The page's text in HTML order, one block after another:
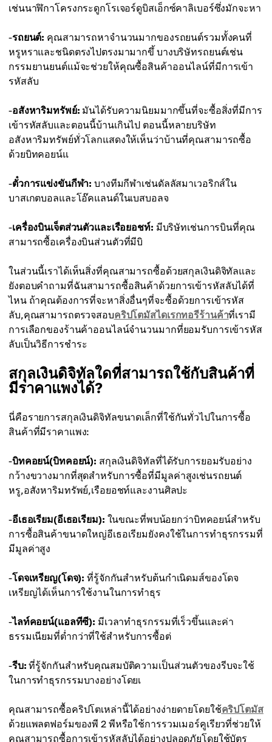
เช่นนาฬิกาโครงกระดูกโรเจอร์ดูบิสเอ็กซ์คาลิเบอร์ซึ่งมักจะหา
-รถยนต์: คุณสามารถหาจำนวนมากของรถยนต์รวมทั้งคนที่
หรูหราและชนิดตรงไปตรงมามากขึ้ บางบริษัทรถยนต์เช่น
กรรมยานยนต์แม้จะช่วยให้คุณซื้อสินค้าออนไลน์ที่มีการเข้า
รหัสลับ
-อสังหาริมทรัพย์: มันได้รับความนิยมมากขึ้นที่จะซื้อสิ่งที่มีการ
เข้ารหัสลับและตอนนี้บ้านเกินไป ตอนนี้หลายบริษัท
อสังหาริมทรัพย์ทั่วโลกแสดงให้เห็นว่าบ้านที่คุณสามารถซื้อ
ด้วยบิทคอยน์แ
-ตั๋วการแข่งขันกีฬา: บางทีมกีฬาเช่นดัลลัสมาเวอริกส์ใน
บาสเกตบอลและโอ๊คแลนด์ในเบสบอลจ
-เครื่องบินเจ็ตส่วนตัวและเรือยอชท์: มีบริษัทเช่นการบินที่คุณ
สามารถซื้อเครื่องบินส่วนตัวที่มีบิ
ในส่วนนี้เราได้เห็นสิ่งที่คุณสามารถซื้อด้วยสกุลเงินดิจิทัลและ
ยังตอบคำถามที่ฉันสามารถซื้อสินค้าด้วยการเข้ารหัสลับได้ที่
ไหน ถ้าคุณต้องการที่จะหาสิ่งอื่นๆที่จะซื้อด้วยการเข้ารหัส
ลับ,คุณสามารถตรวจสอบคริปโตมัสไดเรกทอรีร้านค้าที่เรามี
การเลือกของร้านค้าออนไลน์จำนวนมากที่ยอมรับการเข้ารหัส
ลับเป็นวิธีการชำระ
สกุลเงินดิจิทัลใดที่สามารถใช้กับสินค้าที่
มีราคาแพงได้?
นี่คือรายการสกุลเงินดิจิทัลขนาดเล็กที่ใช้กันทั่วไปในการซื้อ
สินค้าที่มีราคาแพง:
-บิทคอยน์(บิทคอยน์): สกุลเงินดิจิทัลที่ได้รับการยอมรับอย่าง
กว้างขวางมากที่สุดสำหรับการซื้อที่มีมูลค่าสูงเช่นรถยนต์
หรู,อสังหาริมทรัพย์,เรือยอชท์และงานศิลปะ
-อีเธอเรียม(อีเธอเรียม): ในขณะที่พบน้อยกว่าบิทคอยน์สำหรับ
การซื้อสินค้าขนาดใหญ่อีเธอเรียมยังคงใช้ในการทำธุรกรรมที่
มีมูลค่าสูง
-โดจเหรียญ(โดจ): ที่รู้จักกันสำหรับต้นกำเนิดมส์ของโดจ
เหรียญได้เห็นการใช้งานในการทำธุร
-ไลท์คอยน์(แอลทีซี): มีเวลาทำธุรกรรมที่เร็วขึ้นและค่า
ธรรมเนียมที่ต่ำกว่าที่ใช้สำหรับการซื้อต่
-รีบ: ที่รู้จักกันสำหรับคุณสมบัติความเป็นส่วนตัวของรีบจะใช้
ในการทำธุรกรรมบางอย่างโดยเ
คุณสามารถซื้อคริปโตเหล่านี้ได้อย่างง่ายดายโดยใช้คริปโตมัส
ด้วยแพลตฟอร์มของพี 2 พีหรือใช้การรวมเมอร์คูเรียวที่ช่วยให้
คุณสามารถซื้อการเข้ารหัสลับได้อย่างปลอดภัยโดยใช้บัตร